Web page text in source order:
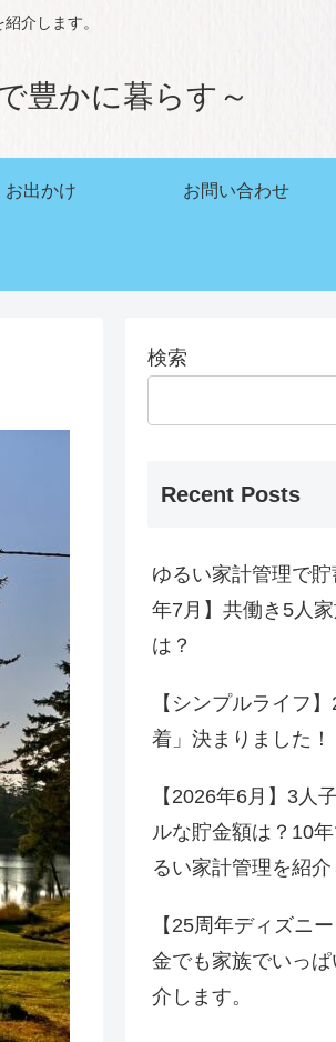
介します。
豊かに暮らす～
お出かけ お問い合わせ
検索
Recent Posts
ゆるい家計管理で
年7月】共働き5人
は？
【シンプルライフ
着」決まりました！
【2026年6月】3人
ルな貯金額は？10
るい家計管理を紹介
【25周年ディズニ
金でも家族でいっ
介します。